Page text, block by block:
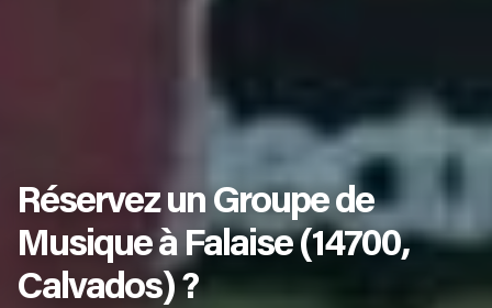
Réservez un Groupe de
Musique à Falaise (14700,
Calvados) ?